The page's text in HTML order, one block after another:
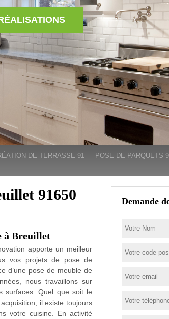
DE TERRASSE 91 POSE DE PARQUETS
91650
à Breuillet
apporte un meilleur
vos projets de pose de
d’une pose de meuble de
nous travaillons sur
surfaces. Quel que soit le
il existe toujours
votre cuisine. En activité
Demande